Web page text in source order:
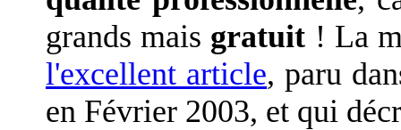
grands mais gratuit ! La
l'excellent article, paru
en Février 2003, et qui